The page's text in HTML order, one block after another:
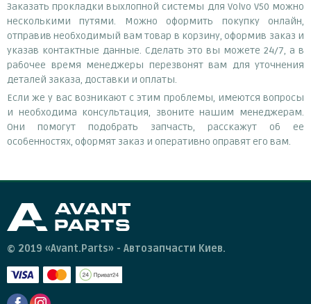
Заказать прокладки выхлопной системы для Volvo V50 можно
несколькими путями. Можно оформить покупку онлайн,
отправив необходимый вам товар в корзину, оформив заказ и
указав контактные данные. Сделать это вы можете 24/7, а в
рабочее время менеджеры перезвонят вам для уточнения
деталей заказа, доставки и оплаты.
Если же у вас возникают с этим проблемы, имеются вопросы
и необходима консультация, звоните нашим менеджерам.
Они помогут подобрать запчасть, расскажут об ее
особенностях, оформят заказ и оперативно оправят его вам.
© 2019 «Avant.Parts» - Автозапчасти Киев.